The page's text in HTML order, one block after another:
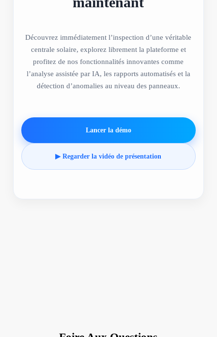
Découvrez immédiatement l’inspection d’une véritable
centrale solaire, explorez librement la plateforme et
profitez de nos fonctionnalités innovantes comme
l’analyse assistée par IA, les rapports automatisés et la
détection d’anomalies au niveau des panneaux.
Lancer la démo
▶ Regarder la vidéo de présentation